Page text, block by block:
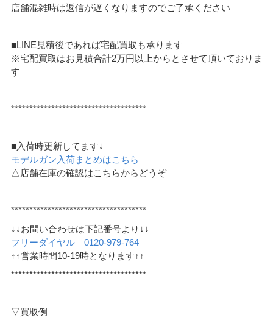
店舗混雑時は返信が遅くなりますのでご了承ください
■LINE見積後であれば宅配買取も承ります
※宅配買取はお見積合計2万円以上からとさせて頂いておりま
す
*************************************
■入荷時更新してます↓
モデルガン入荷まとめはこちら
△店舗在庫の確認はこちらからどうぞ
*************************************
↓↓お問い合わせは下記番号より↓↓
フリーダイヤル 0120-979-764
↑↑営業時間10-19時となります↑↑
*************************************
▽買取例